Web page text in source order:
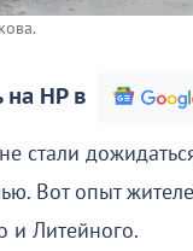
на НР в
стали
Вот опыт
и Литейного.